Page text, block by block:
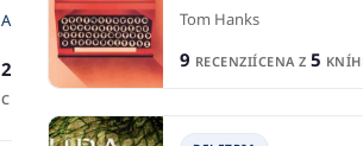
Anna Ellory
2 RECENZIE
CENA Z
2
Tom Hanks
9 RECENZIÍCENA Z 5